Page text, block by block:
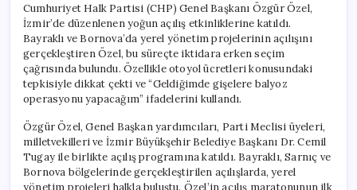
Gişelerde
Devrim
Yapacağım
için
Cumhuriyet Halk Partisi (CHP) Genel Başkanı Özgür Özel,
İzmir’de düzenlenen yoğun açılış etkinliklerine katıldı.
Bayraklı ve Bornova’da yerel yönetim projelerinin açılışını
gerçekleştiren Özel, bu süreçte iktidara erken seçim
çağrısında bulundu. Özellikle otoyol ücretleri konusundaki
tepkisiyle dikkat çekti ve “Geldiğimde gişelere balyoz
operasyonu yapacağım” ifadelerini kullandı.
Özgür Özel, Genel Başkan yardımcıları, Parti Meclisi üyeleri,
milletvekilleri ve İzmir Büyükşehir Belediye Başkanı Dr. Cemil
Tugay ile birlikte açılış programına katıldı. Bayraklı, Sarnıç ve
Bornova bölgelerinde gerçekleştirilen açılışlarda, yerel
yönetim projeleri halkla buluştu. Özel’in açılış maratonunun ilk